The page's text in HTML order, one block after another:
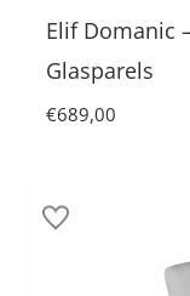
Elif Domanic
Glasparels
€689,00